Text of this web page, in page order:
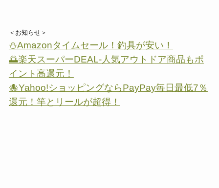
＜お知らせ＞
⛄Amazonタイムセール！釣具が安い！
🌅楽天スーパーDEAL-人気アウトドア商品もポ
イント高還元！
🐙Yahoo!ショッピングならPayPay毎日最低7％
還元！竿とリールが超得！